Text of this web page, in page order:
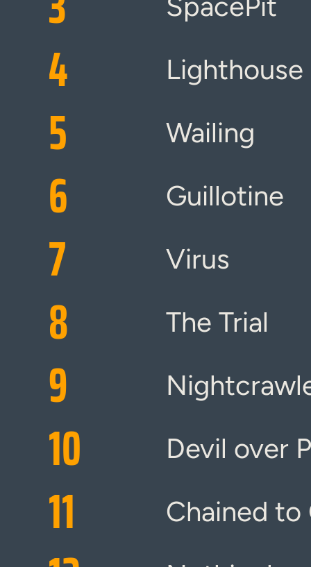
4 Lighthouse
5 Wailing
6 Guillotine
7 Virus
8 The Trial
9
10 Devil over
11 Chained to